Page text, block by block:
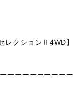
レクションⅡ4WD】
ーーーーーーーーー